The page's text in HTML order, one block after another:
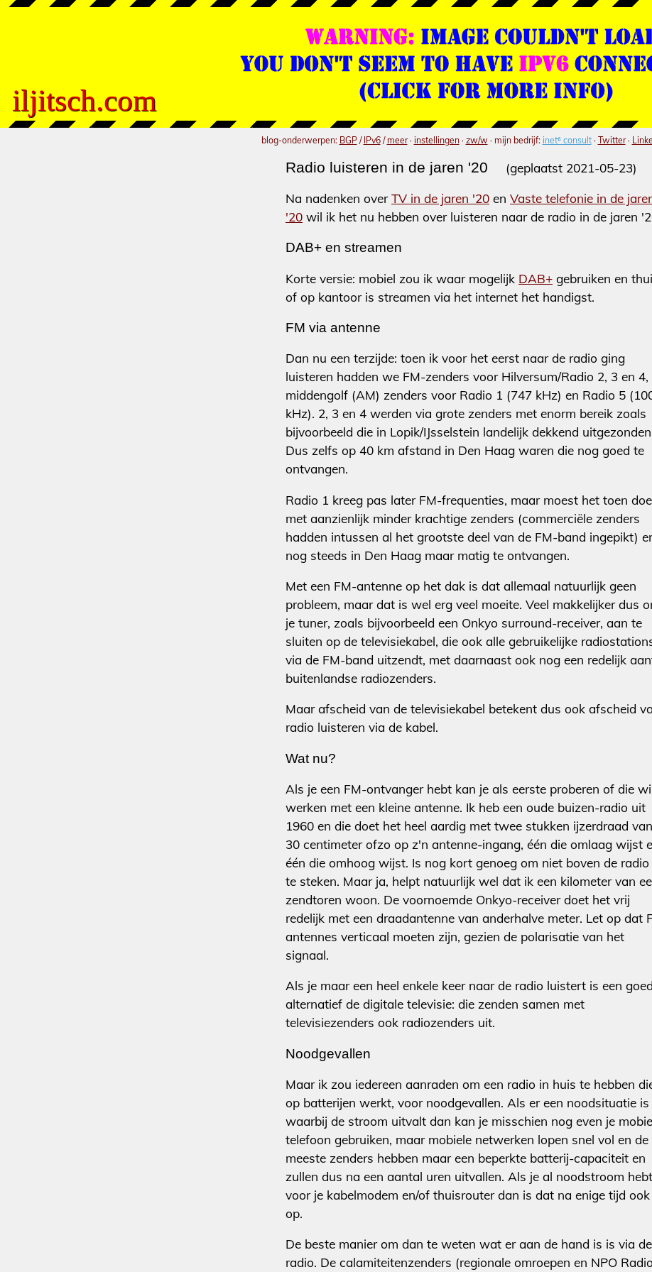
iljitsch.com
blog-onderwerpen: BGP/ IPv6/meer· instellingen· zw/w · mijn bedrijf: inet⁶ consult· Twitter·
Radio luisteren in de jaren '20 (geplaatst 2021-05-23)
Na nadenken overTV in de jaren '20 en Vaste telefonie in de
'20 wil ik het nu hebben over luisteren naar de radio in de jaren
DAB+ en streamen
Korte versie: mobiel zou ik waar mogelijk DAB+ gebruiken en
of op kantoor is streamen via het internet het handigst.
FM via antenne
Dan nu een terzijde: toen ik voor het eerst naar de radio ging
luisteren hadden we FM-zenders voor Hilversum/Radio 2, 3 en 4,
middengolf (AM) zenders voor Radio 1 (747 kHz) en Radio 5
kHz). 2, 3 en 4 werden via grote zenders met enorm bereik zoals
bijvoorbeeld die in Lopik/IJsselstein landelijk dekkend
Dus zelfs op 40 km afstand in Den Haag waren die nog goed te
ontvangen.
Radio 1 kreeg pas later FM-frequenties, maar moest het toen
met aanzienlijk minder krachtige zenders (commerciële zenders
hadden intussen al het grootste deel van de FM-band ingepikt)
nog steeds in Den Haag maar matig te ontvangen.
Met een FM-antenne op het dak is dat allemaal natuurlijk geen
probleem, maar dat is wel erg veel moeite. Veel makkelijker dus
je tuner, zoals bijvoorbeeld een Onkyo surround-receiver, aan te
sluiten op de televisiekabel, die ook alle gebruikelijke
via de FM-band uitzendt, met daarnaast ook nog een redelijk
buitenlandse radiozenders.
Maar afscheid van de televisiekabel betekent dus ook afscheid
radio luisteren via de kabel.
Wat nu?
Als je een FM-ontvanger hebt kan je als eerste proberen of die
werken met een kleine antenne. Ik heb een oude buizen-radio uit
1960 en die doet het heel aardig met twee stukken ijzerdraad van
30 centimeter ofzo op z'n antenne-ingang, één die omlaag wijst
één die omhoog wijst. Is nog kort genoeg om niet boven de
te steken. Maar ja, helpt natuurlijk wel dat ik een kilometer van
zendtoren woon. De voornoemde Onkyo-receiver doet het vrij
redelijk met een draadantenne van anderhalve meter. Let op dat
antennes verticaal moeten zijn, gezien de polarisatie van het
signaal.
Als je maar een heel enkele keer naar de radio luistert is een goed
alternatief de digitale televisie: die zenden samen met
televisiezenders ook radiozenders uit.
Noodgevallen
Maar ik zou iedereen aanraden om een radio in huis te hebben
op batterijen werkt, voor noodgevallen. Als er een noodsituatie is
waarbij de stroom uitvalt dan kan je misschien nog even je
telefoon gebruiken, maar mobiele netwerken lopen snel vol en de
meeste zenders hebben maar een beperkte batterij-capaciteit en
zullen dus na een aantal uren uitvallen. Als je al noodstroom hebt
voor je kabelmodem en/of thuisrouter dan is dat na enige tijd ook
op.
De beste manier om dan te weten wat er aan de hand is is via de
radio. De calamiteitenzenders (regionale omroepen en NPO